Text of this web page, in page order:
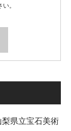
。
梨県立宝石美術